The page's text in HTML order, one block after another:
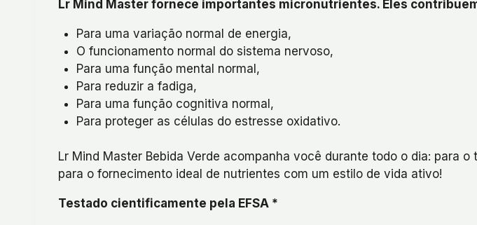
Lr Mind Master fornece importantes micronutrientes. Eles
Para uma variação normal de energia,
O funcionamento normal do sistema nervoso,
Para uma função mental normal,
Para reduzir a fadiga,
Para uma função cognitiva normal,
Para proteger as células do estresse oxidativo.
Lr Mind Master Bebida Verde acompanha você durante todo o dia: para
para o fornecimento ideal de nutrientes com um estilo de vida ativo!
Testado cientificamente pela EFSA *